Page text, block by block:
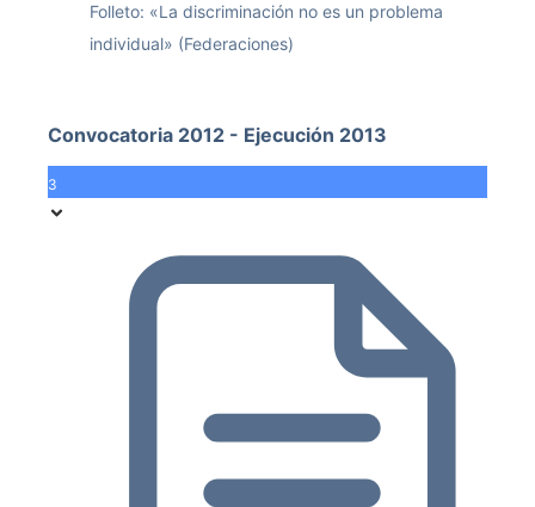
Folleto: «La discriminación no es un problema
individual» (Federaciones)
Convocatoria 2012 - Ejecución 2013
3